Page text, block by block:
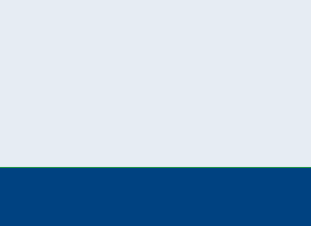
von
und nach